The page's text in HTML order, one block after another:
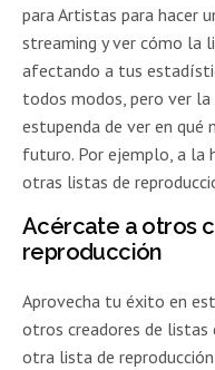
para Artistas para hacer
streaming y ver cómo la
afectando a tus
todos modos, pero ver
estupenda de ver en qué
futuro. Por ejemplo, a la
otras listas de
Acércate a otros
reproducción
Aprovecha tu éxito en
otros creadores de listas
otra lista de